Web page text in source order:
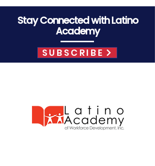
Stay Connected with Latino
Academy
SUBSCRIBE